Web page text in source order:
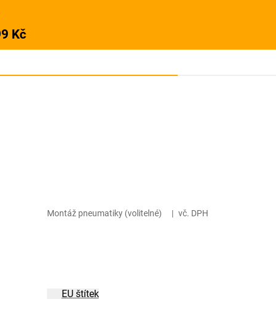
Kč
Montáž pneumatiky (volitelné) | vč. DPH
EU štítek